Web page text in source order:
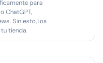
para
ChatGPT,
Sin esto, los
tienda.